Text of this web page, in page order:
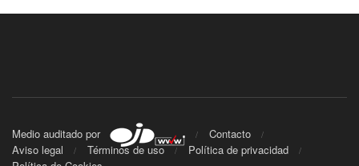
Medio auditado por
Contacto
Aviso legal
Términos de uso
Política de privacidad